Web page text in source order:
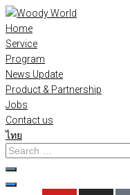
Skip
to
content
Home
Service
Program
News Update
Product & Partnership
Jobs
Contact us
ไทย
Search
…